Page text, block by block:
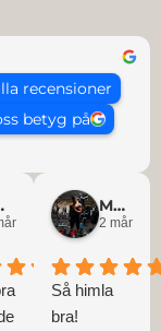
recensioner
betyg på
sedan
Martin Rask
2
Så himla
bra!